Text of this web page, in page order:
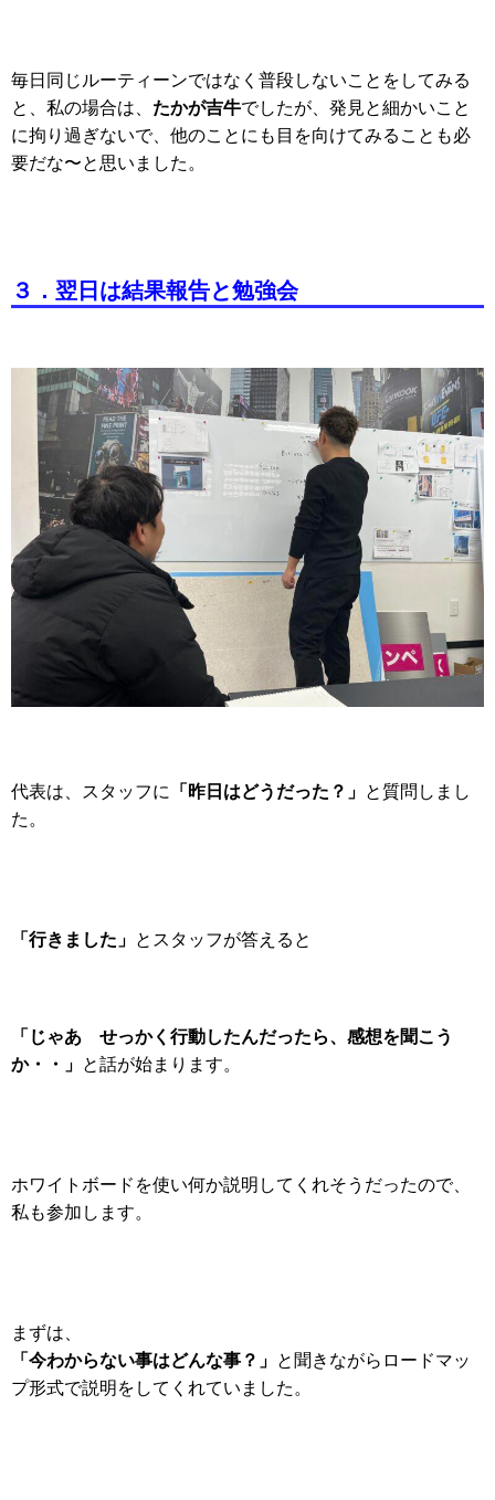
毎日同じルーティーンではなく普段しないことをしてみる
と、私の場合は、 たかが吉牛でしたが、発見と細かいこと
に拘り過ぎないで、他のことにも目を向けてみることも必
要だな〜と思いました。
３．翌日は結果報告と勉強会
代表は、スタッフに 「昨日はどうだった？」 と質問しまし
た。
「行きました」 とスタッフが答えると
「じゃあ せっかく行動したんだったら、感想を聞こう
か・・」 と話が始まります。
ホワイトボードを使い何か説明してくれそうだったので、
私も参加します。
まずは、
「今わからない事はどんな事？」 と聞きながらロードマッ
プ形式で説明をしてくれていました。